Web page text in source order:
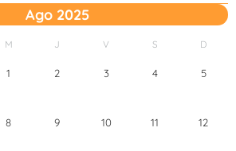
Ago 2025
M J V S D
1 2 3 4 5
8 9 10 11 12